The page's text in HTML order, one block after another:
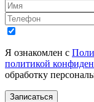
Я ознакомлен с
политикой
обработку
Записаться